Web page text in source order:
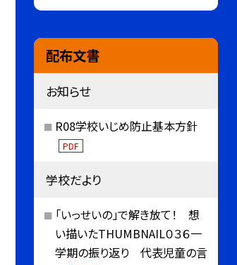
配布文書
お知らせ
R08学校いじめ防止基本方針
PDF
学校だより
「いっせいの」で解き放て！ 想
い描いたTHUMBNAIL０３６一
学期の振り返り 代表児童の言